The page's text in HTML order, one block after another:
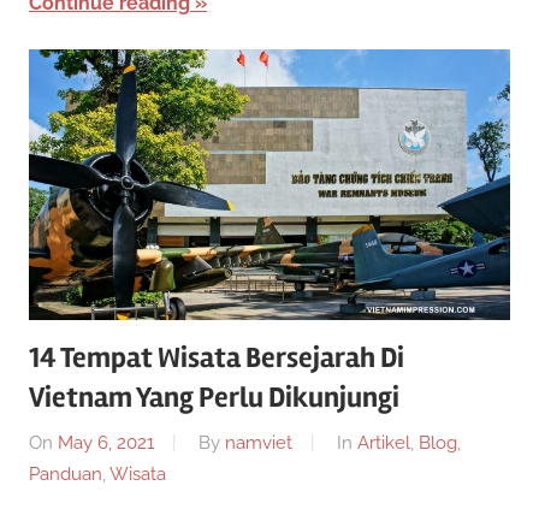
0
2
2
a
n
14 Tempat Wisata Bersejarah Di
Vietnam Yang Perlu Dikunjungi
On May 6, 2021 By namviet In Artikel, Blog,
Panduan, Wisata